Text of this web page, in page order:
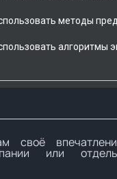
методы
алгоритмы
своё
или